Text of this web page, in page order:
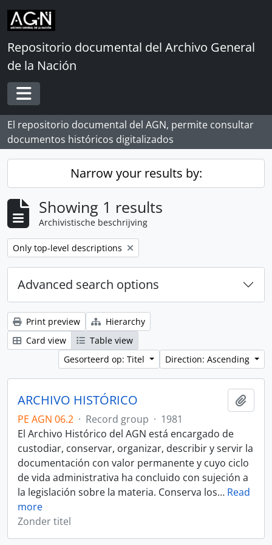
Skip to main content
Repositorio documental del Archivo General
de la Nación
Toggle navigation
El repositorio documental del AGN, permite consultar
documentos históricos digitalizados
Narrow your results by:
Showing 1 results
Archivistische beschrijving
Remove filter:
Only top-level descriptions
Advanced search options
Print preview
Hierarchy
Card view
Table view
Gesorteerd op: Titel
Direction: Ascending
ARCHIVO HISTÓRICO
PE AGN 06.2 · Record group · 1981
El Archivo Histórico del AGN está encargado de
custodiar, conservar, organizar, describir y servir la
documentación con valor permanente y cuyo ciclo
de vida administrativa ha concluido con sujeción a
la legislación sobre la materia. Conserva los… Read
more
Zonder titel